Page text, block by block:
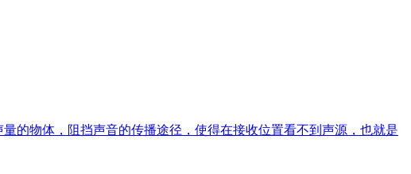
的物体，阻挡声音的传播途径，使得在接收位置看不到声源，也就是